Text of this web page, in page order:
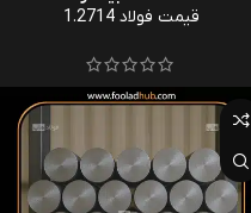
قیمت فولاد 1.2714